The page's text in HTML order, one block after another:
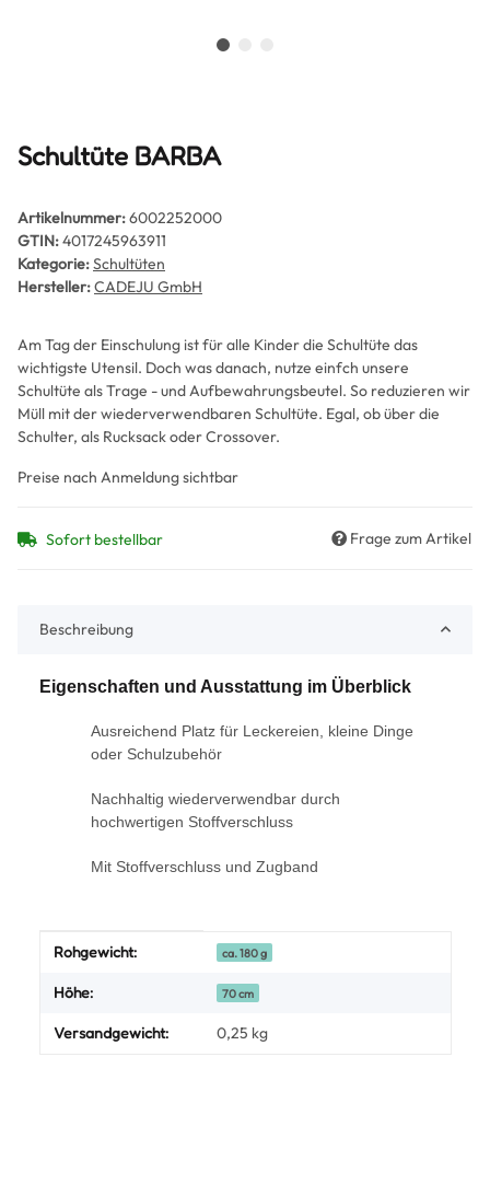
Schultüte BARBA
Artikelnummer:6002252000
GTIN:4017245963911
Kategorie:Schultüten
Hersteller:CADEJU GmbH
Am Tag der Einschulung ist für alle Kinder die Schultüte das
wichtigste Utensil. Doch was danach, nutze einfch unsere
Schultüte als Trage - und Aufbewahrungsbeutel. So reduzieren wir
Müll mit der wiederverwendbaren Schultüte. Egal, ob über die
Schulter, als Rucksack oder Crossover.
Preise nach Anmeldung sichtbar
Sofort bestellbar Frage zum Artikel
Beschreibung
Eigenschaften und Ausstattung im Überblick
Ausreichend Platz für Leckereien, kleine Dinge
oder Schulzubehör
Nachhaltig wiederverwendbar durch
hochwertigen Stoffverschluss
Mit Stoffverschluss und Zugband
Produkteigenschaft
Wert
Rohgewicht: ca. 180 g
Höhe: 70 cm
Versandgewicht: 0,25 kg